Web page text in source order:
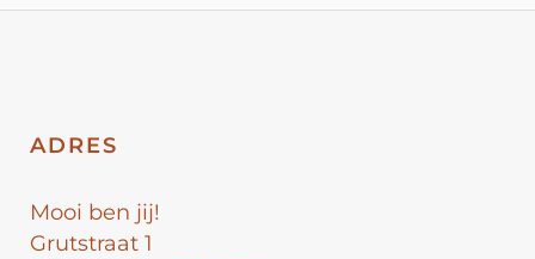
ADRES
Mooi ben jij!
Grutstraat 1